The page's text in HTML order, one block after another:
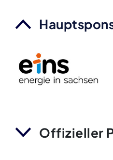
Offizieller